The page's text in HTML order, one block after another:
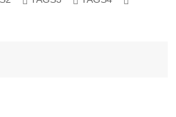
界每天发生火灾1万多起，造成
损失10多亿元。残酷的现实真是